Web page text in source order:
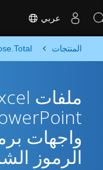
عربي
المنتجات
واجهات
الرموز